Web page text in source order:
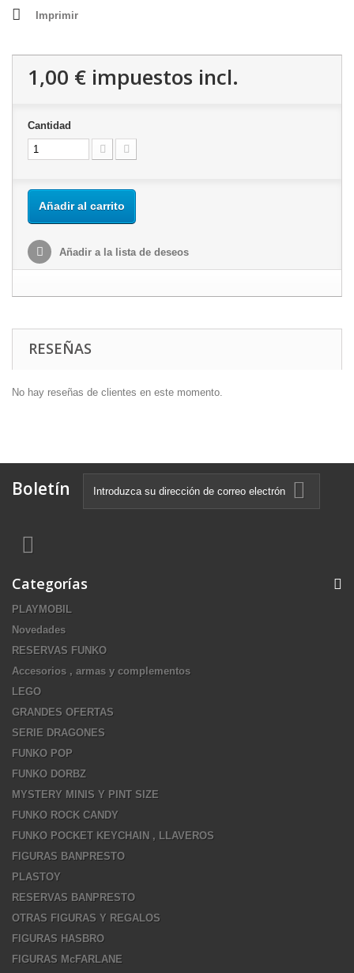
Imprimir
1,00 € impuestos incl.
Cantidad
Añadir al carrito
Añadir a la lista de deseos
RESEÑAS
No hay reseñas de clientes en este momento.
Boletín
Categorías
PLAYMOBIL
Novedades
RESERVAS FUNKO
Accesorios , armas y complementos
LEGO
GRANDES OFERTAS
SERIE DRAGONES
FUNKO POP
FUNKO DORBZ
MYSTERY MINIS Y PINT SIZE
FUNKO ROCK CANDY
FUNKO POCKET KEYCHAIN , LLAVEROS
FIGURAS BANPRESTO
PLASTOY
RESERVAS BANPRESTO
OTRAS FIGURAS Y REGALOS
FIGURAS HASBRO
FIGURAS McFARLANE